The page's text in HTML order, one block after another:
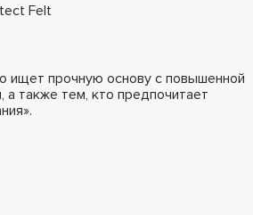
Felt
ищет прочную основу с повышенной
также тем, кто предпочитает